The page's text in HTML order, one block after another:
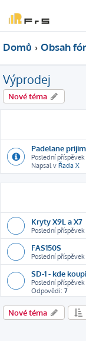
Domů Obsah
Výprodej
Nové téma
Padelane
Poslední
Napsal v Řada X
Kryty X9L a X7
Poslední
FAS150S
Poslední
SD-1 - kde
Poslední
Odpovědi: 7
Nové téma